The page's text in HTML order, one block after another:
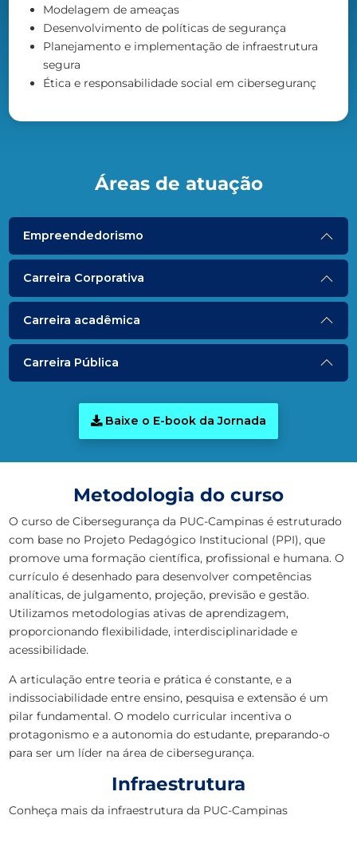
Modelagem de ameaças
Desenvolvimento de políticas de segurança
Planejamento e implementação de infraestrutura
segura
Ética e responsabilidade social em ciberseguranç
Áreas de atuação
Empreendedorismo
Carreira Corporativa
Carreira acadêmica
Carreira Pública
Baixe o E-book da Jornada
Metodologia do curso
O curso de Cibersegurança da PUC-Campinas é estruturado
com base no Projeto Pedagógico Institucional (PPI), que
promove uma formação científica, profissional e humana. O
currículo é desenhado para desenvolver competências
analíticas, de julgamento, projeção, previsão e gestão.
Utilizamos metodologias ativas de aprendizagem,
proporcionando flexibilidade, interdisciplinaridade e
acessibilidade.
A articulação entre teoria e prática é constante, e a
indissociabilidade entre ensino, pesquisa e extensão é um
pilar fundamental. O modelo curricular incentiva o
protagonismo e a autonomia do estudante, preparando-o
para ser um líder na área de cibersegurança.
Infraestrutura
Conheça mais da infraestrutura da PUC-Campinas